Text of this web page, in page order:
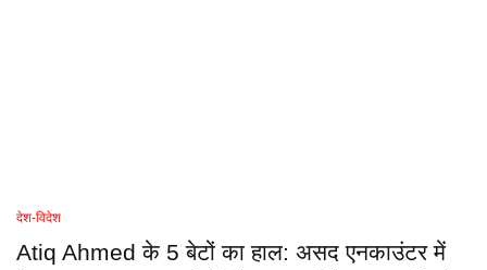
देश-विदेश
Atiq Ahmed के 5 बेटों का हाल: असद एनकाउंटर में